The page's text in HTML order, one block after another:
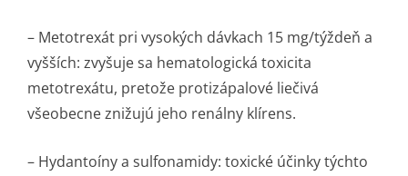
– Metotrexát pri vysokých dávkach 15 mg/týždeň a
vyšších: zvyšuje sa hematologická toxicita
metotrexátu, pretože protizápalové liečivá
všeobecne znižujú jeho renálny klírens.
– Hydantoíny a sulfonamidy: toxické účinky týchto